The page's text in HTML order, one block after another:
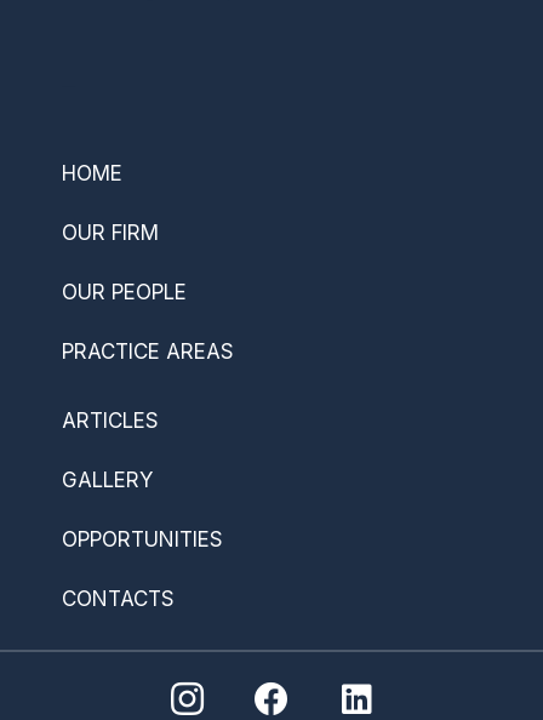
HOME
OUR FIRM
OUR PEOPLE
PRACTICE AREAS
ARTICLES
GALLERY
OPPORTUNITIES
CONTACTS